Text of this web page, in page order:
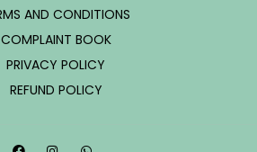
AND CONDITIONS
COMPLAINT BOOK
PRIVACY POLICY
REFUND POLICY